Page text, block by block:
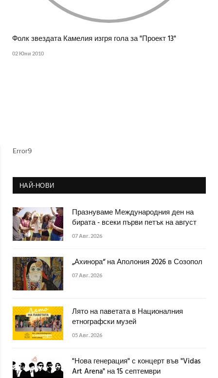
Фолк звездата Камелия изгря гола за "Проект 13"
02 Юни 2010
Error9
НАЙ-НОВИ
Празнуваме Международния ден на
бирата - всеки първи петък на август
07 Авг. 2026
„Ахинора“ на Аполония 2026 в Созопол
07 Авг. 2026
Лято на паветата в Националния
етнографски музей
05 Авг. 2026
"Нова генерация" с концерт във "Vidas
Art Arena" на 15 септември